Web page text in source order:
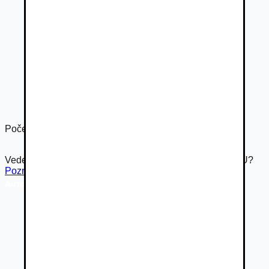
Počet dverí
Vedeli ste že Autovia.sk je súčasťou rodiny Autobazar.EU?
Pozrieť inzerát na